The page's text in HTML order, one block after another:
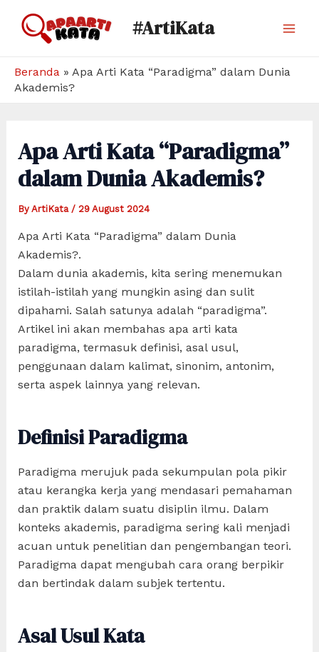
#ArtiKata
Beranda » Apa Arti Kata “Paradigma” dalam Dunia
Akademis?
Apa Arti Kata “Paradigma”
dalam Dunia Akademis?
By ArtiKata / 29 August 2024
Apa Arti Kata “Paradigma” dalam Dunia
Akademis?.
Dalam dunia akademis, kita sering menemukan
istilah-istilah yang mungkin asing dan sulit
dipahami. Salah satunya adalah “paradigma”.
Artikel ini akan membahas apa arti kata
paradigma, termasuk definisi, asal usul,
penggunaan dalam kalimat, sinonim, antonim,
serta aspek lainnya yang relevan.
Definisi Paradigma
Paradigma merujuk pada sekumpulan pola pikir
atau kerangka kerja yang mendasari pemahaman
dan praktik dalam suatu disiplin ilmu. Dalam
konteks akademis, paradigma sering kali menjadi
acuan untuk penelitian dan pengembangan teori.
Paradigma dapat mengubah cara orang berpikir
dan bertindak dalam subjek tertentu.
Asal Usul Kata